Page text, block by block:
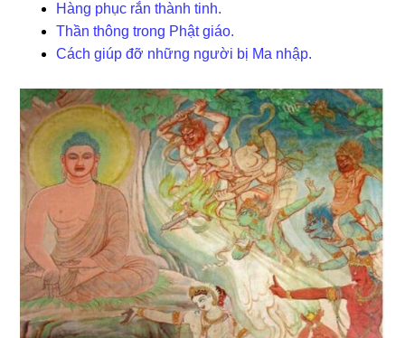
Hàng phục rắn thành tinh.
Thần thông trong Phật giáo.
Cách giúp đỡ những người bị Ma nhập.